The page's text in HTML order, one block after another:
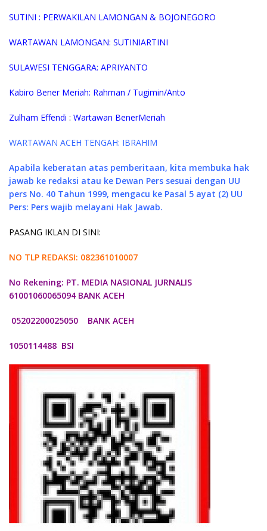
SUTINI : PERWAKILAN LAMONGAN & BOJONEGORO
WARTAWAN LAMONGAN: SUTINIARTINI
SULAWESI TENGGARA: APRIYANTO
Kabiro Bener Meriah: Rahman / Tugimin/Anto
Zulham Effendi : Wartawan BenerMeriah
WARTAWAN ACEH TENGAH: IBRAHIM
Apabila keberatan atas pemberitaan, kita membuka hak
jawab ke redaksi atau ke Dewan Pers sesuai dengan UU
pers No. 40 Tahun 1999, mengacu ke Pasal 5 ayat (2) UU
Pers: Pers wajib melayani Hak Jawab.
PASANG IKLAN DI SINI:
NO TLP REDAKSI: 082361010007
No Rekening: PT. MEDIA NASIONAL JURNALIS
61001060065094 BANK ACEH
05202200025050 BANK ACEH
1050114488 BSI